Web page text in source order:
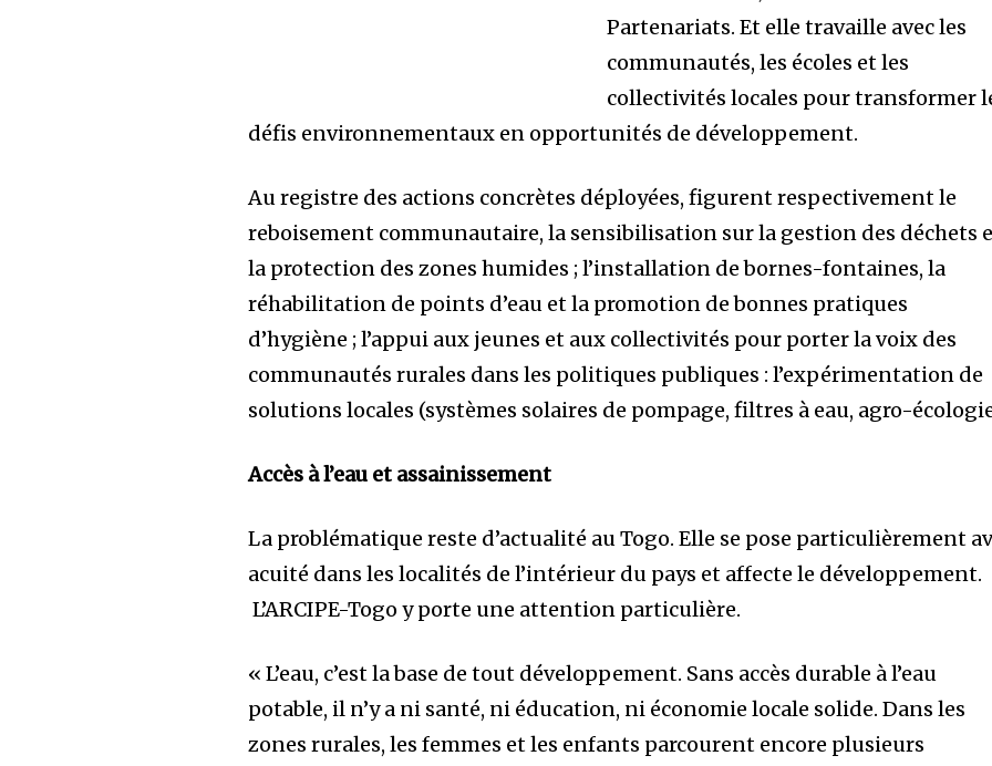
Partenariats. Et elle travaille avec les
communautés, les écoles et les
collectivités locales pour transformer
défis environnementaux en opportunités de développement.
Au registre des actions concrètes déployées, figurent respectivement le
reboisement communautaire, la sensibilisation sur la gestion des déchets
la protection des zones humides ; l’installation de bornes-fontaines, la
réhabilitation de points d’eau et la promotion de bonnes pratiques
d’hygiène ; l’appui aux jeunes et aux collectivités pour porter la voix des
communautés rurales dans les politiques publiques : l’expérimentation de
solutions locales (systèmes solaires de pompage, filtres à eau, agro-
Accès à l’eau et assainissement
La problématique reste d’actualité au Togo. Elle se pose particulièrement
acuité dans les localités de l’intérieur du pays et affecte le développement.
L’ARCIPE-Togo y porte une attention particulière.
« L’eau, c’est la base de tout développement. Sans accès durable à l’eau
potable, il n’y a ni santé, ni éducation, ni économie locale solide. Dans les
zones rurales, les femmes et les enfants parcourent encore plusieurs